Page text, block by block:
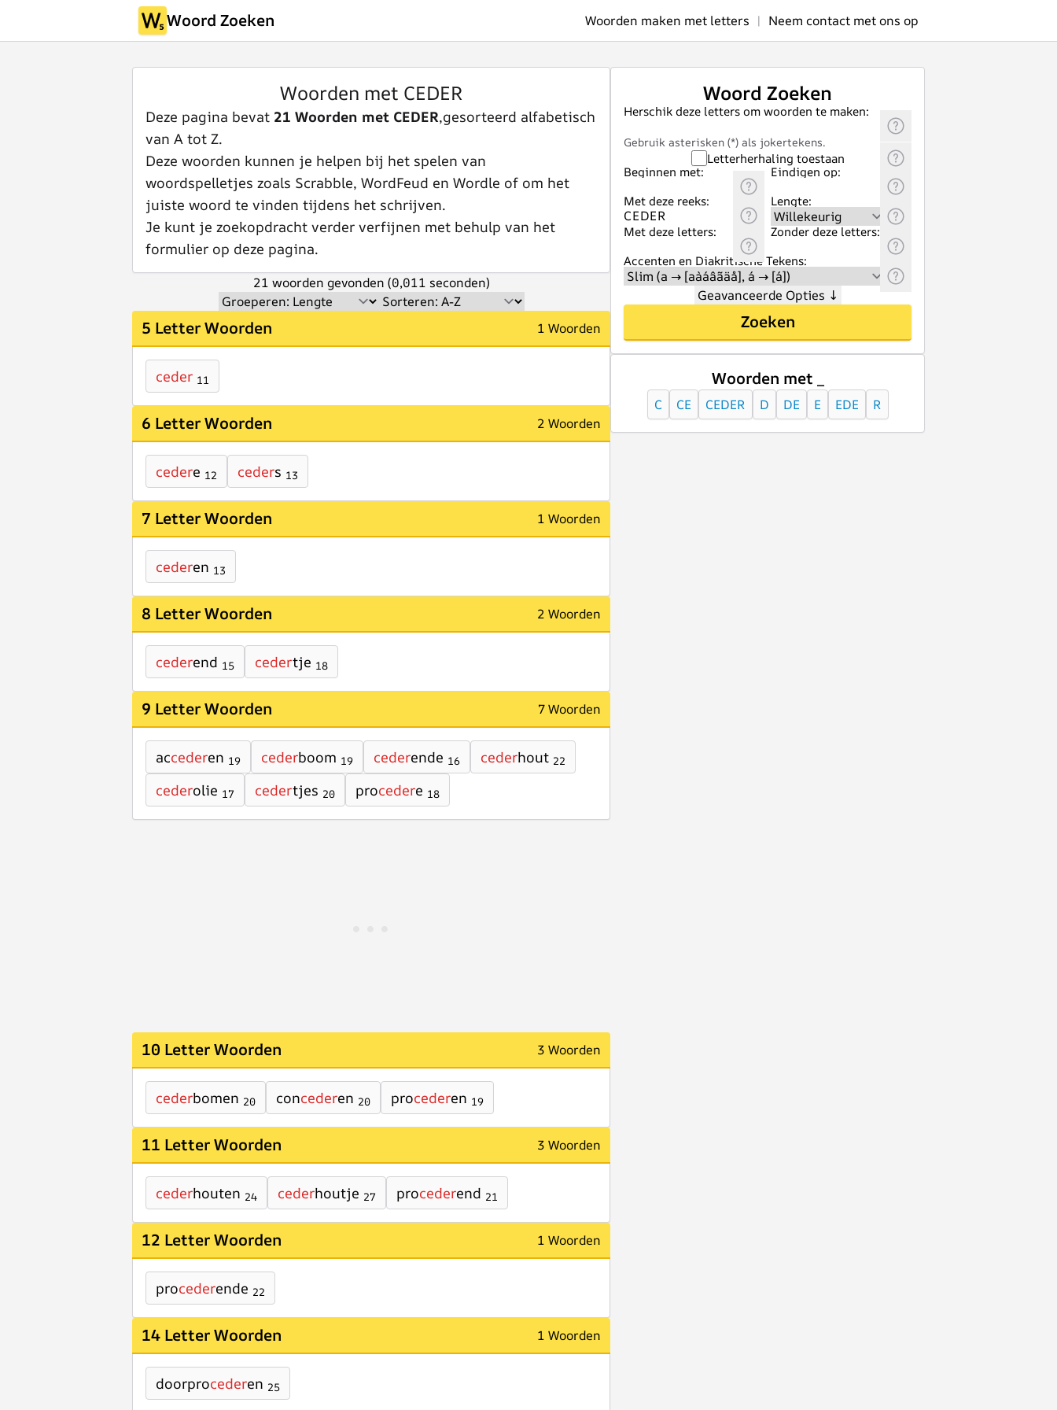
Woord Zoeken Woorden maken met letters | Neem contact met ons op
Woorden met CEDER
Deze pagina bevat 21 Woorden met CEDER,gesorteerd alfabetisch
van A tot Z.
Deze woorden kunnen je helpen bij het spelen van
woordspelletjes zoals Scrabble, WordFeud en Wordle of om het
juiste woord te vinden tijdens het schrijven.
Je kunt je zoekopdracht verder verfijnen met behulp van het
formulier op deze pagina.
21 woorden gevonden (0,011 seconden)
5 Letter Woorden 1 Woorden
ceder 11
6 Letter Woorden 2 Woorden
cedere 12 ceders 13
7 Letter Woorden 1 Woorden
cederen 13
8 Letter Woorden 2 Woorden
cederend 15 cedertje 18
9 Letter Woorden 7 Woorden
accederen 19 cederboom 19 cederende 16 cederhout 22
cederolie 17 cedertjes 20 procedere 18
10 Letter Woorden 3 Woorden
cederbomen 20 concederen 20 procederen 19
11 Letter Woorden 3 Woorden
cederhouten 24 cederhoutje 27 procederend 21
12 Letter Woorden 1 Woorden
procederende 22
14 Letter Woorden 1 Woorden
doorprocederen 25
Woord Zoeken
Herschik deze letters om woorden te maken:
Gebruik asterisken (*) als jokertekens.
Letterherhaling toestaan
Beginnen met:
Eindigen op:
Met deze reeks:
Lengte:
Met deze letters:
Zonder deze letters:
Accenten en Diakritische Tekens:
Geavanceerde Opties ↓
Zoeken
Woorden met _
C CE CEDER D DE E EDE R